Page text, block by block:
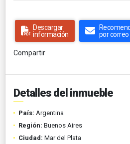
Descargar
información
por
Compartir
Detalles del inmueble
País: Argentina
Región: Buenos Aires
Ciudad: Mar del Plata